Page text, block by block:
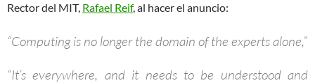
Rector del MIT, Rafael Reif, al hacer el anuncio:
“Computing is no longer the domain of the experts alone,”
“It’s everywhere, and it needs to be understood and